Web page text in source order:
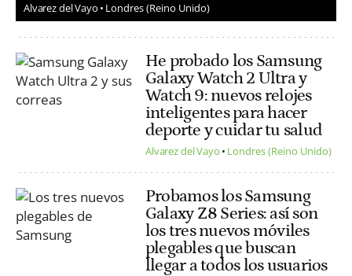
Alvarez del Vayo Londres (Reino Unido)
He probado los Samsung
Galaxy Watch 2 Ultra y
Watch 9: nuevos relojes
inteligentes para hacer
deporte y cuidar tu salud
Alvarez del Vayo Londres (Reino Unido)
Probamos los Samsung
Galaxy Z8 Series: así son
los tres nuevos móviles
plegables que buscan
llegar a todos los usuarios